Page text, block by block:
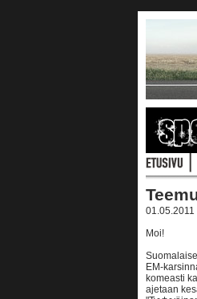
Moi!
EM-
komeasti
ajetaan